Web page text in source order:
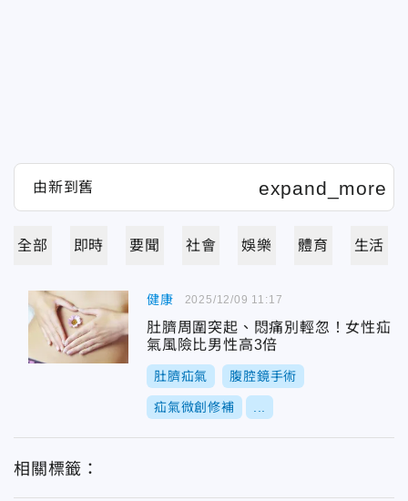
全部 即時 要聞 社會 娛樂 體育 生活
健康
肚臍周圍突起、悶痛別輕忽！女性疝
氣風險比男性高3倍
肚臍疝氣 腹腔鏡手術
疝氣微創修補
2025/12/09 11:17
相關標籤：